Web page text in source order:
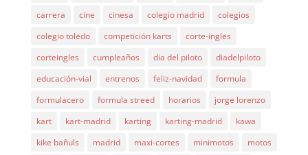
carrera
cine cinesa colegio madrid
colegios
colegio toledo
competición karts
corte-ingles
corteingles
cumpleaños dia del piloto
diadelpiloto
educación-vial
entrenos feliz-navidad
formula
formulacero
formula streed horarios
jorge lorenzo
kart
kart-madrid karting karting-madrid
kawa
kike bañuls
madrid maxi-cortes minimotos
motos